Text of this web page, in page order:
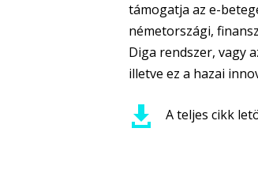
támogatja az e-
németországi,
Diga rendszer, vagy
illetve ez a hazai
 A teljes cikk